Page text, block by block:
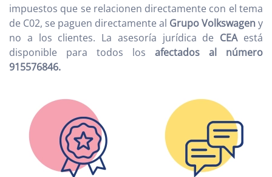
impuestos que se relacionen directamente con el tema
de C02, se paguen directamente al Grupo Volkswageny
no a los clientes. La asesoría jurídica de CEAestá
disponible para todos los afectados al número
915576846.